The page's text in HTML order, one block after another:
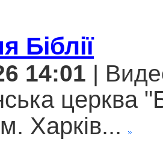
Біблії
14:01 |
церква
Харків...